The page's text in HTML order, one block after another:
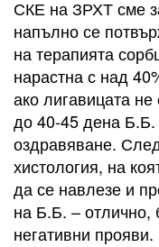
СКЕ на ЗРХТ сме
напълно се
на терапията
нарастна с над
ако лигавицата
до 40-45 дена
оздравяване.
хистология, на
да се навлезе и
на Б.Б. – отлично,
негативни прояви.